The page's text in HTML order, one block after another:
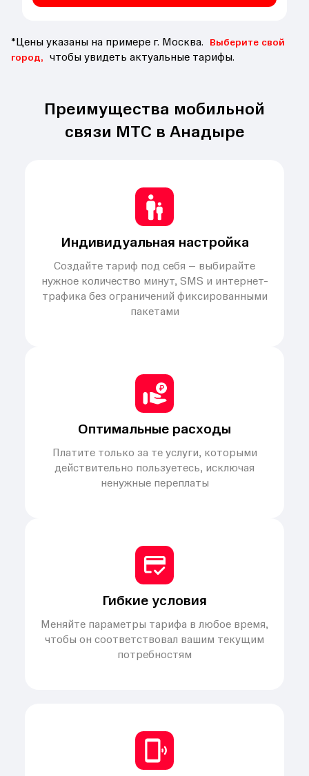
*Цены указаны на примере г. Москва. Выберите свой
город, чтобы увидеть актуальные тарифы.
Преимущества мобильной
связи МТС в Анадыре
Индивидуальная настройка
Создайте тариф под себя – выбирайте
нужное количество минут, SMS и интернет-
трафика без ограничений фиксированными
пакетами
Оптимальные расходы
Платите только за те услуги, которыми
действительно пользуетесь, исключая
ненужные переплаты
Гибкие условия
Меняйте параметры тарифа в любое время,
чтобы он соответствовал вашим текущим
потребностям